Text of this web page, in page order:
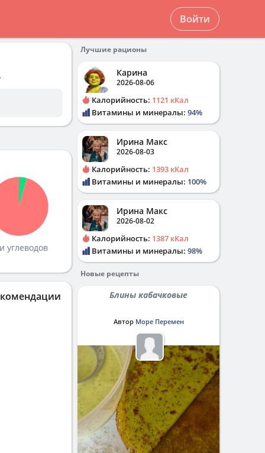
Войти
углеводов
Лучшие рационы
Карина
2026-08-06
Калорийность: 1121 кКал
Витамины и минералы: 94%
Ирина Макс
2026-08-03
Калорийность: 1393 кКал
Витамины и минералы: 100%
Ирина Макс
2026-08-02
Калорийность: 1387 кКал
Витамины и минералы: 98%
Новые рецепты
Блины кабачковые
Автор Море Перемен